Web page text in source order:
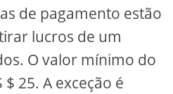
de pagamento estão
lucros de um
O valor mínimo do
25. A exceção é